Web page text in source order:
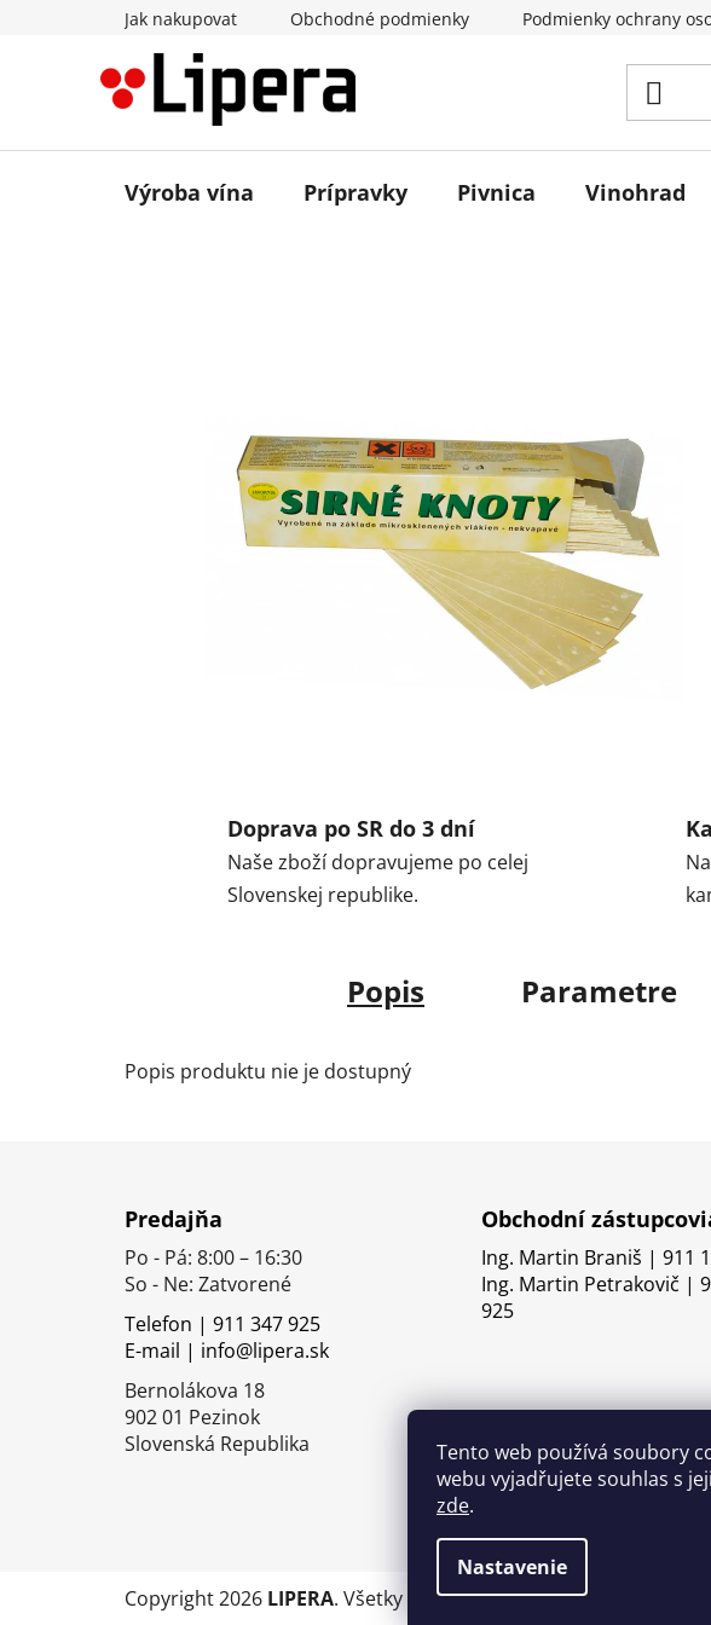
Tento web používá soubory
webu vyjadřujete souhlas s
zde.
Nastavenie
Jak nakupovat Obchodné podmienky Podmienky ochrany
Výroba vína Prípravky Pivnica Vinohrad
Doprava po SR do 3 dní
Naše zboží dopravujeme po celej
Slovenskej republike.
Popis Parametre
Popis produktu nie je dostupný
Predajňa
Po - Pá: 8:00 – 16:30
So - Ne: Zatvorené
Telefon | 911 347 925
E-mail | info@lipera.sk
Bernolákova 18
902 01 Pezinok
Slovenská Republika
Obchodní
Ing. Martin Braniš | 911
Ing. Martin Petrakovič |
925
Copyright 2026 LIPERA. Všetky práva vyhradené.